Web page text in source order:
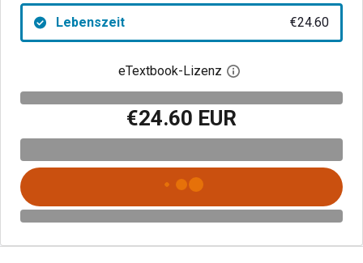
Lebenszeit €24.60
eTextbook-Lizenz Digitalen
€24.60 EUR